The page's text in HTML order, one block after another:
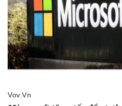
Pháp luật
Vụ án
Tin nóng
Tư vấn luật